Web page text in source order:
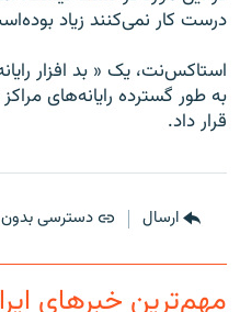
درست کار نمی‌کنند زياد
استاکس‌نت، يک « بد افزار
به طور گسترده رايانه‌های
قرار داد.
ارسال دسترسی
مهم‌ترین خبرهای